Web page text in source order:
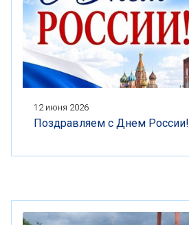
12 июня 2026
Поздравляем с Днем России!